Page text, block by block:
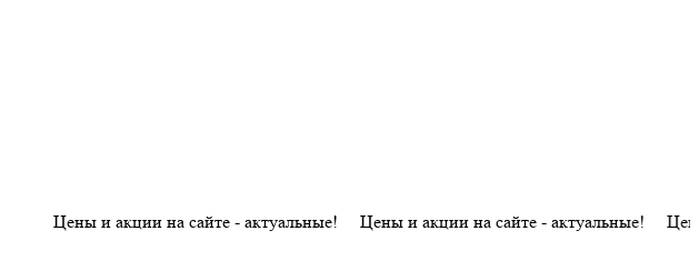
Цены и акции на сайте - актуальные! Цены и акции на сайте - актуальные! Цены и